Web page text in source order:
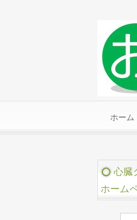
ホーム
心臓
ホーム